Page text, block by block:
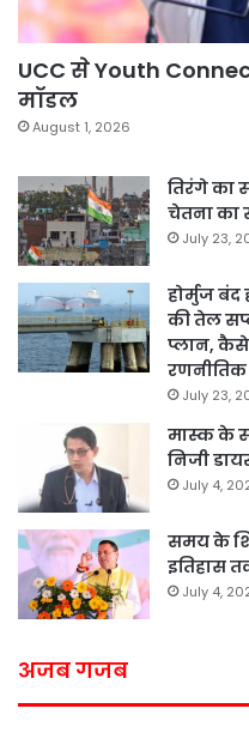
UCC से Youth
मॉडल
August 1, 2026
तिरंगे का
चेतना का
July 23,
होर्मुज बंद
की तेल
प्लान, कैसे
July 23,
मास्क के
निजी
July 4,
समय के
इतिहास
July 4,
अजब गजब